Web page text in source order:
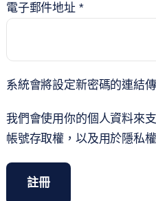
電子郵件地址 *必
系統會將設定新密碼的連結
我們會使用你的個人資料來
帳號存取權，以及用於隱私
註冊